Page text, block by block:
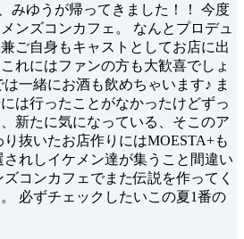
みゆうが帰ってきました！！ 今度
ンズコンカフェ。 なんとプロデュ
ご自身もキャストとしてお店に出
れにはファンの方も大歓喜でしょ
一緒にお酒も飲めちゃいます♪ ま
は行ったことがなかったけどずっ
新たに気になっている、そこのア
抜いたお店作りにはMOESTA+も
れしイケメン達が集うこと間違い
コンカフェでまた伝説を作ってく
必ずチェックしたいこの夏1番の